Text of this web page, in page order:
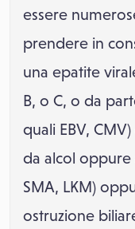
essere
prendere in
una epatite
B, o C, o da
quali EBV,
da alcol oppure
SMA, LKM)
ostruzione